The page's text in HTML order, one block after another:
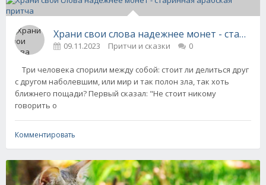
Храни свои слова надежнее монет -
09.11.2023 Притчи и сказки 0
Три человека спорили между собой: стоит ли делиться друг
с другом наболевшим, или мир и так полон зла, так хоть
ближнего пощади? Первый сказал: "Не стоит никому
говорить о
Комментировать